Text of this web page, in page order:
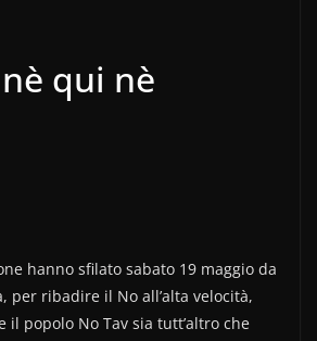
qui nè
hanno sfilato sabato 19 maggio da
per ribadire il No all’alta velocità,
il popolo No Tav sia tutt’altro che